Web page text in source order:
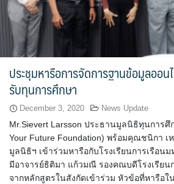
ประชุมหารือการจัดการฐานข้อมูลออ
รับทุนการศึกษา
December 3, 2020 News Update
Mr.Sievert Larsson ประธานมูลนิธิทุนการศึ
Your Future Foundation) พร้อมคุณชนิกา
มูลนิธิฯ เข้าร่วมหารือกับโรงเรียนการเรือน
มีอาจารย์ธิติมา แก้วมณี รองคณบดีโรงเรียน
จากหลักสูตรในสังกัดเข้าร่วม หัวข้อที่หารือใ